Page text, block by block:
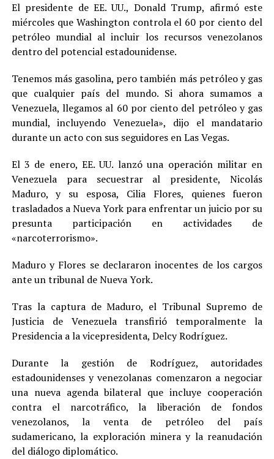
El presidente de EE. UU., Donald Trump, afirmó este
miércoles que Washington controla el 60 por ciento del
petróleo mundial al incluir los recursos venezolanos
dentro del potencial estadounidense.
Tenemos más gasolina, pero también más petróleo y gas
que cualquier país del mundo. Si ahora sumamos a
Venezuela, llegamos al 60 por ciento del petróleo y gas
mundial, incluyendo Venezuela», dijo el mandatario
durante un acto con sus seguidores en Las Vegas.
El 3 de enero, EE. UU. lanzó una operación militar en
Venezuela para secuestrar al presidente, Nicolás
Maduro, y su esposa, Cilia Flores, quienes fueron
trasladados a Nueva York para enfrentar un juicio por su
presunta participación en actividades de
«narcoterrorismo».
Maduro y Flores se declararon inocentes de los cargos
ante un tribunal de Nueva York.
Tras la captura de Maduro, el Tribunal Supremo de
Justicia de Venezuela transfirió temporalmente la
Presidencia a la vicepresidenta, Delcy Rodríguez.
Durante la gestión de Rodríguez, autoridades
estadounidenses y venezolanas comenzaron a negociar
una nueva agenda bilateral que incluye cooperación
contra el narcotráfico, la liberación de fondos
venezolanos, la venta de petróleo del país
sudamericano, la exploración minera y la reanudación
del diálogo diplomático.